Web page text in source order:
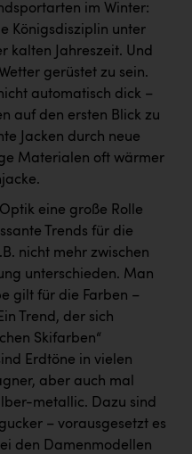
im Winter:
Königsdisziplin unter
kalten Jahreszeit. Und
gerüstet zu sein.
automatisch dick –
auf den ersten Blick zu
Jacken durch neue
Materialen oft wärmer
eine große Rolle
Trends für die
nicht mehr zwischen
unterschieden. Man
gilt für die Farben –
Trend, der sich
Skifarben“
Erdtöne in vielen
aber auch mal
metallic. Dazu sind
– vorausgesetzt es
den Damenmodellen